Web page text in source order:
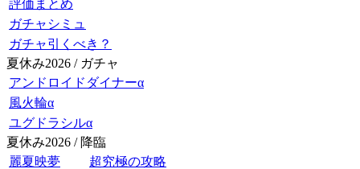
評価まとめ
ガチャシミュ
ガチャ引くべき？
夏休み2026 / ガチャ
アンドロイドダイナーα
風火輪α
ユグドラシルα
夏休み2026 / 降臨
麗夏映夢
超究極の攻略